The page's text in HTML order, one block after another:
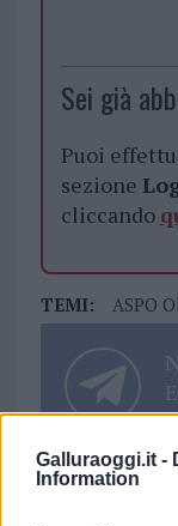
Galluraoggi.it -
Information
Sei già
Puoi
sezione
cliccando
TEMI: ASPO